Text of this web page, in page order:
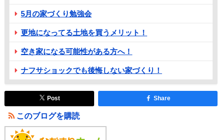
5月の家づくり勉強会
更地になってる土地を買うメリット！
空き家になる可能性がある方へ！
ナフサショックでも後悔しない家づくり！
Post Share
このブログを購読